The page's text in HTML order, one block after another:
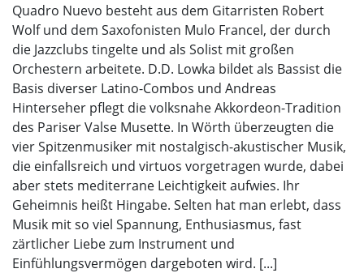
Quadro Nuevo besteht aus dem Gitarristen Robert
Wolf und dem Saxofonisten Mulo Francel, der durch
die Jazzclubs tingelte und als Solist mit großen
Orchestern arbeitete. D.D. Lowka bildet als Bassist die
Basis diverser Latino-Combos und Andreas
Hinterseher pflegt die volksnahe Akkordeon-Tradition
des Pariser Valse Musette. In Wörth überzeugten die
vier Spitzenmusiker mit nostalgisch-akustischer Musik,
die einfallsreich und virtuos vorgetragen wurde, dabei
aber stets mediterrane Leichtigkeit aufwies. Ihr
Geheimnis heißt Hingabe. Selten hat man erlebt, dass
Musik mit so viel Spannung, Enthusiasmus, fast
zärtlicher Liebe zum Instrument und
Einfühlungsvermögen dargeboten wird. [...]